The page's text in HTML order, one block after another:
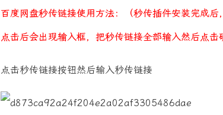
百度网盘秒传链接使用方法：（秒传插件安装完成后
点击后会出现输入框，把秒传链接全部输入然后点击
点击秒传链接按钮然后输入秒传链接